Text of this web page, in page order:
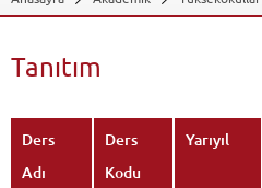
Bilgisayar Operatörlüğü Programı
Tanıtım
Ders
Adı
Ders
Kodu
Yarıyıl